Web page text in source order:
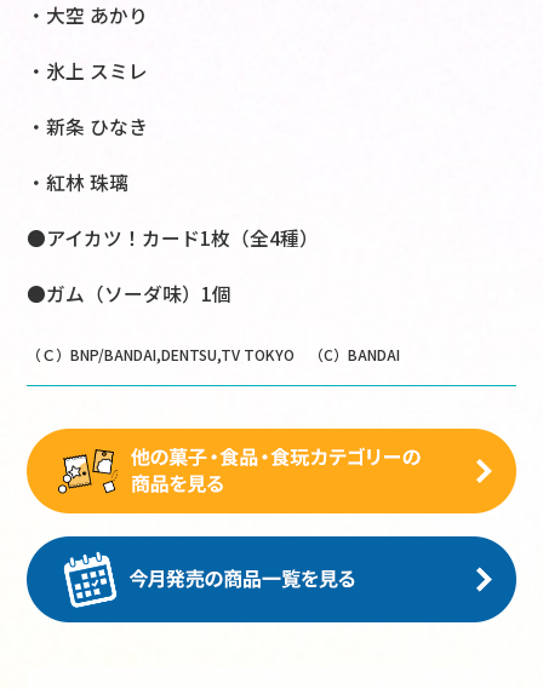
・大空 あかり
・氷上 スミレ
・新条 ひなき
・紅林 珠璃
●アイカツ！カード1枚（全4種）
●ガム（ソーダ味）1個
（Ｃ）BNP/BANDAI,DENTSU,TV TOKYO （C）BANDAI